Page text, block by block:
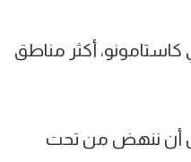
أكثر مناطق
أن ننهض من تحت